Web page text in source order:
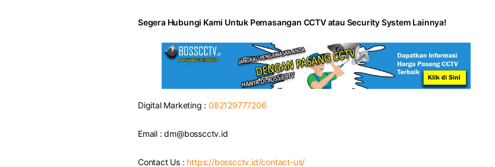
Segera Hubungi Kami Untuk Pemasangan CCTV atau Security System Lainnya!
Digital Marketing :082129777206
Email :dm@bosscctv.id
Contact Us : https://bosscctv.id/contact-us/